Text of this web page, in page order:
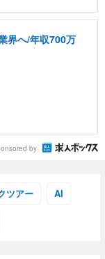
界へ/年収700万
by
ツアー AI